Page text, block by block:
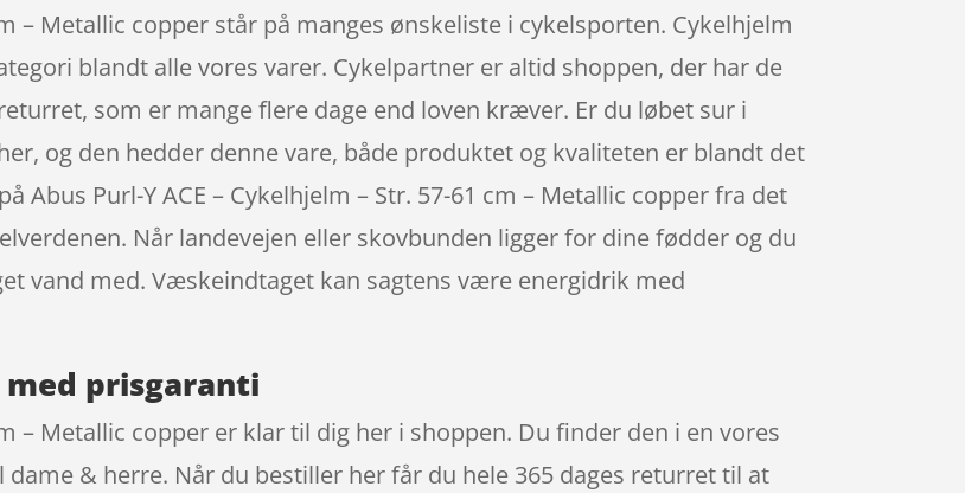
– Metallic copper står på manges ønskeliste i cykelsporten. Cykelhjelm
blandt alle vores varer. Cykelpartner er altid shoppen, der har de
som er mange flere dage end loven kræver. Er du løbet sur i
og den hedder denne vare, både produktet og kvaliteten er blandt det
Abus Purl-Y ACE – Cykelhjelm – Str. 57-61 cm – Metallic copper fra det
Når landevejen eller skovbunden ligger for dine fødder og du
vand med. Væskeindtaget kan sagtens være energidrik med
prisgaranti
– Metallic copper er klar til dig her i shoppen. Du finder den i en vores
& herre. Når du bestiller her får du hele 365 dages returret til at